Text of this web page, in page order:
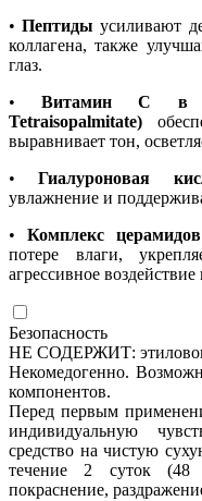
• Пептидыусиливают
коллагена, также
глаз.
•
Витамин С в
Tetraisopalmitate)
выравнивает тон,
•
Гиалуроновая
увлажнение и
•
Комплекс церамидов
потере влаги,
агрессивное
Безопасность
НЕ СОДЕРЖИТ:
Некомедогенно.
компонентов.
Перед первым
индивидуальную
средство на чистую
течение 2 суток (48
покраснение,